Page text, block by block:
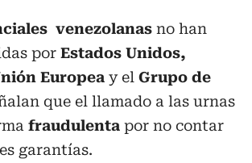
venezolanas no han
por Estados Unidos,
Europea y el Grupo de
que el llamado a las urnas
fraudulenta por no contar
garantías.